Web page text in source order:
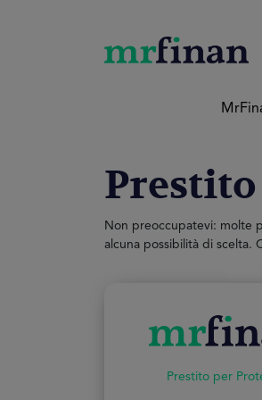
Non preoccupatevi: molte
alcuna possibilità di scelta.
Prestito per